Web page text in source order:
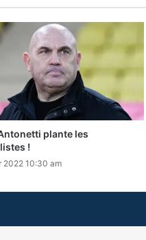
plante les
!
2022 10:30 am